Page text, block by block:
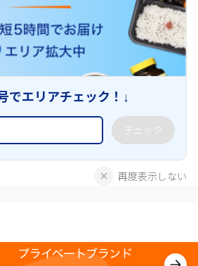
でエリアチェック！↓
チェック
再度表示しない